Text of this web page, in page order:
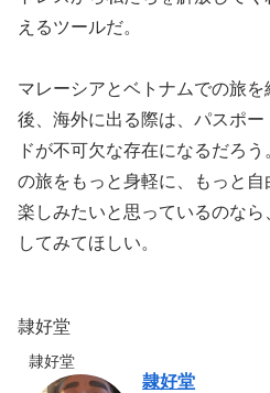
えるツールだ。
マレーシアとベトナムでの旅
後、海外に出る際は、パスポ
ドが不可欠な存在になるだろ
の旅をもっと身軽に、もっと
楽しみたいと思っているのな
してみてほしい。
隷好堂
隷好堂
隷好堂